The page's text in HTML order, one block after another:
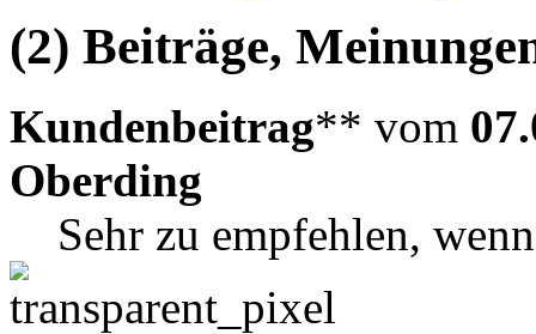
(2) Beiträge,
Kundenbeitrag** vom
Oberding
Sehr zu empfehlen,